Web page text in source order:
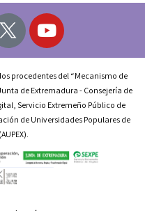
procedentes del “Mecanismo de
de Extremadura - Consejería de
Servicio Extremeño Público de
de Universidades Populares de